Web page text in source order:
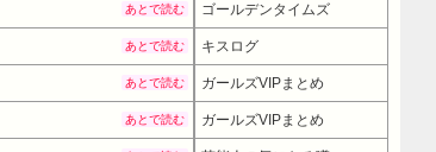
あとで読む ゴールデンタイムズ
あとで読む キスログ
あとで読む ガールズVIPまとめ
あとで読む ガールズVIPまとめ